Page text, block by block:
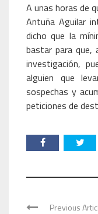
A unas horas de
Antuña Aguilar
dicho que la
bastar para que,
investigación,
alguien que
sospechas y
peticiones de
Previous